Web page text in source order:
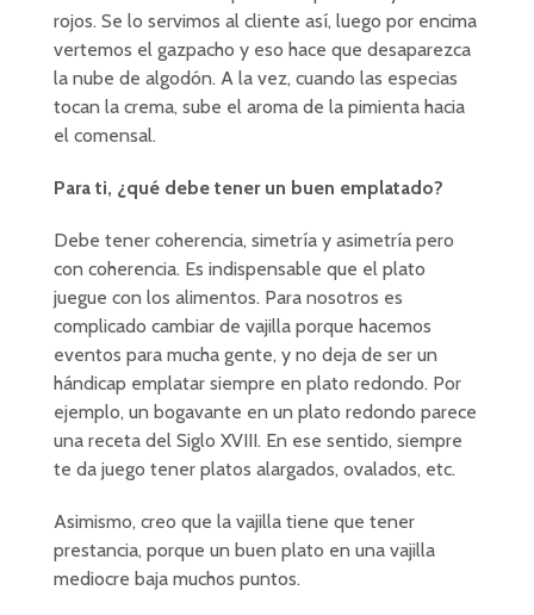
rojos. Se lo servimos al cliente así, luego por encima
vertemos el gazpacho y eso hace que desaparezca
la nube de algodón. A la vez, cuando las especias
tocan la crema, sube el aroma de la pimienta hacia
el comensal.
Para ti, ¿qué debe tener un buen emplatado?
Debe tener coherencia, simetría y asimetría pero
con coherencia. Es indispensable que el plato
juegue con los alimentos. Para nosotros es
complicado cambiar de vajilla porque hacemos
eventos para mucha gente, y no deja de ser un
hándicap emplatar siempre en plato redondo. Por
ejemplo, un bogavante en un plato redondo parece
una receta del Siglo XVIII. En ese sentido, siempre
te da juego tener platos alargados, ovalados, etc.
Asimismo, creo que la vajilla tiene que tener
prestancia, porque un buen plato en una vajilla
mediocre baja muchos puntos.